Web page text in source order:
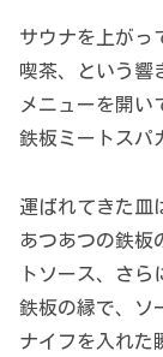
サウナを上がっ
喫茶、という響
メニューを開い
鉄板ミートスパ
運ばれてきた皿
あつあつの鉄板
トソース、さら
鉄板の縁で、ソ
ナイフを入れた